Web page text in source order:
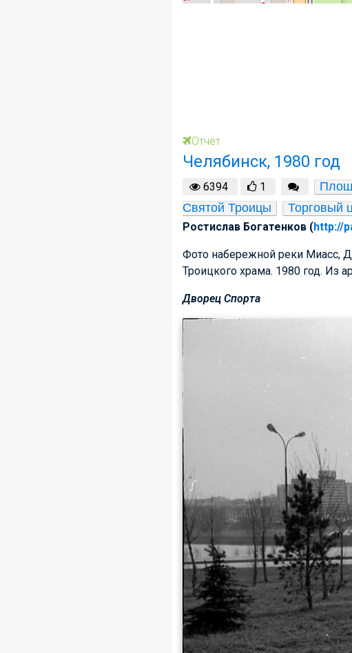
Отчет
Челябинск, 1980 год
6394 1
Святой Троицы
Торговый
Ростислав Богатенков (http://
Фото набережной реки Миасс,
Троицкого храма. 1980 год. Из
Дворец Спорта